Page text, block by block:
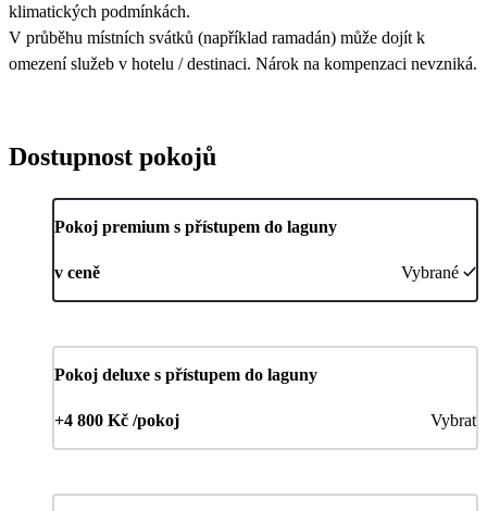
klimatických podmínkách.
V průběhu místních svátků (například ramadán) může dojít k
omezení služeb v hotelu / destinaci. Nárok na kompenzaci nevzniká.
Dostupnost pokojů
Pokoj premium s přístupem do laguny
v ceně Vybrané
Pokoj deluxe s přístupem do laguny
+4 800 Kč /pokoj Vybrat